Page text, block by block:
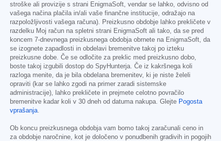
stroške ali provizije s strani EnigmaSoft, vendar se lahko, odvisno od
vašega načina plačila in/ali vaše finančne institucije, odražajo na
razpoložljivosti vašega računa). Preizkusno obdobje lahko prekličete v
razdelku Moj račun na spletni strani EnigmaSoft ali tako, da se pred
koncem 7-dnevnega preizkusnega obdobja obrnete na EnigmaSoft, da
se izognete zapadlosti in obdelavi bremenitve takoj po izteku
preizkusne dobe. Če se odločite za preklic med preizkusno dobo,
boste takoj izgubili dostop do SpyHunterja. Če iz kakršnega koli
razloga menite, da je bila obdelana bremenitev, ki je niste želeli
opraviti (kar se lahko zgodi na primer zaradi sistemske
administracije), lahko prekličete in prejmete celotno povračilo
bremenitve kadar koli v 30 dneh od datuma nakupa. Glejte Pogosta
vprašanja.
Ob koncu preizkusnega obdobja vam bomo takoj zaračunali ceno in
za obdobje naročnine, kot je določeno v ponudbenih gradivih in pogojih